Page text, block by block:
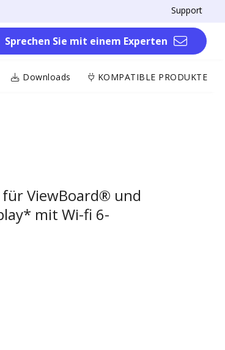
Support
Sprechen Sie mit einem Experten
Downloads KOMPATIBLE PRODUKTE
für ViewBoard® und
mit Wi-fi 6-